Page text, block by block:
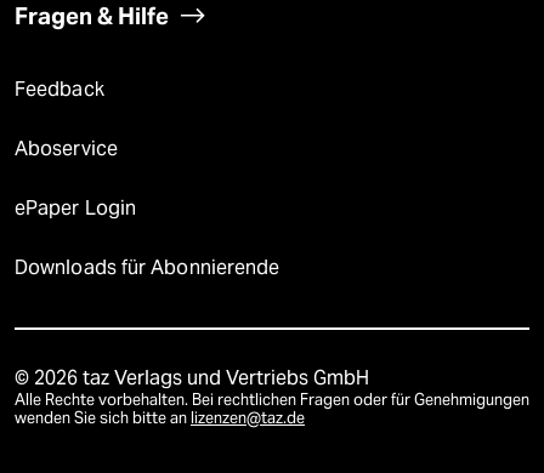
Fragen & Hilfe
Feedback
Aboservice
ePaper Login
Downloads für Abonnierende
© 2026 taz Verlags und Vertriebs GmbH
Alle Rechte vorbehalten. Bei rechtlichen Fragen oder für Genehmigungen
wenden Sie sich bitte an lizenzen@taz.de